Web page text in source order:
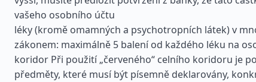
vašeho osobního účtu
léky (kromě omamných a psychotropních látek) v
zákonem: maximálně 5 balení od každého léku na
koridor Při použití „červeného“ celního koridoru je
předměty, které musí být písemně deklarovány,